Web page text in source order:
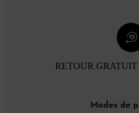
RETOUR GRATUIT
Modes de